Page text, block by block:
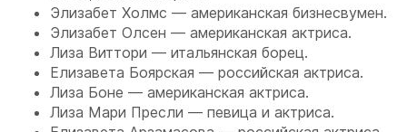
Элизабет Холмс — американская бизнесвумен.
Элизабет Олсен — американская актриса.
Лиза Виттори — итальянская борец.
Елизавета Боярская — российская актриса.
Лиза Боне — американская актриса.
Лиза Мари Пресли — певица и актриса.